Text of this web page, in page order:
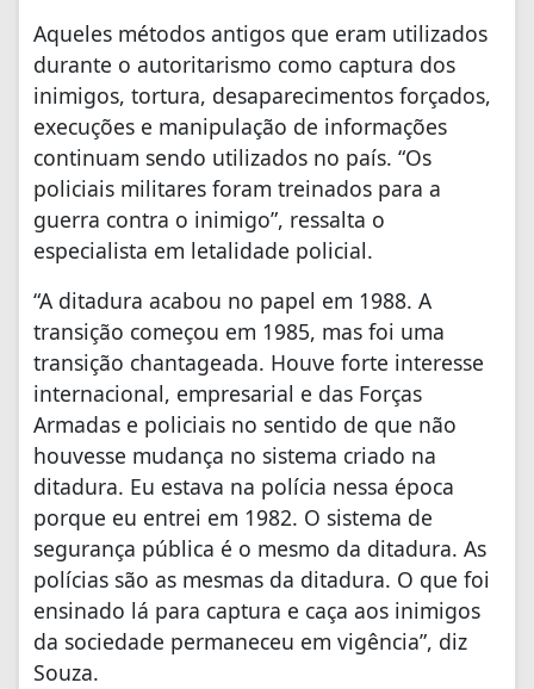
Aqueles métodos antigos que eram utilizados
durante o autoritarismo como captura dos
inimigos, tortura, desaparecimentos forçados,
execuções e manipulação de informações
continuam sendo utilizados no país. “Os
policiais militares foram treinados para a
guerra contra o inimigo”, ressalta o
especialista em letalidade policial.
“A ditadura acabou no papel em 1988. A
transição começou em 1985, mas foi uma
transição chantageada. Houve forte interesse
internacional, empresarial e das Forças
Armadas e policiais no sentido de que não
houvesse mudança no sistema criado na
ditadura. Eu estava na polícia nessa época
porque eu entrei em 1982. O sistema de
segurança pública é o mesmo da ditadura. As
polícias são as mesmas da ditadura. O que foi
ensinado lá para captura e caça aos inimigos
da sociedade permaneceu em vigência”, diz
Souza.